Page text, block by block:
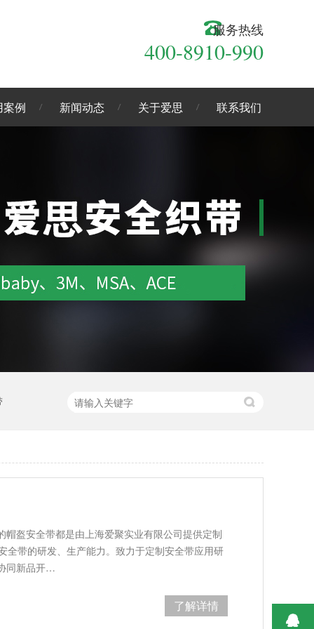
服务热线
400-8910-990
案例 新闻动态 关于爱思 联系我们
盔安全带都是由上海爱聚实业有限公司提供定制
全带的研发、生产能力。致力于定制安全带应用研
同新品开…
了解详情